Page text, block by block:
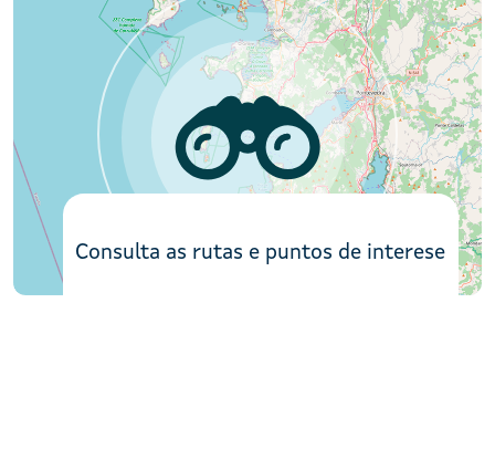
Consulta as rutas e puntos de interese